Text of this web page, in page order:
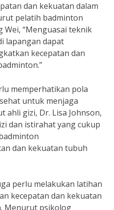
dan kekuatan dalam
pelatih badminton
Wei, “Menguasai teknik
lapangan dapat
kecepatan dan
memperhatikan pola
untuk menjaga
ahli gizi, Dr. Lisa Johnson,
dan istirahat yang cukup
dan kekuatan tubuh
perlu melakukan latihan
kecepatan dan kekuatan
Menurut psikolog